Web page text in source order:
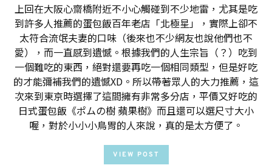
上回在大阪心齋橋附近不小心觸碰到不少地雷，尤其是吃
到許多人推薦的蛋包飯百年老店「北極星」，實際上卻不
太符合流氓夫妻的口味（後來也不少網友也說他們也不
愛），而一直感到遺憾。根據我們的人生宗旨（？）吃到
一個難吃的東西，絕對還要再吃一個相同類型，但是好吃
的才能彌補我們的遺憾XD。所以帶著眾人的大力推薦，這
次來到東京時選擇了這間擁有非常多分店，平價又好吃的
日式蛋包飯《ポムの樹 蘋果樹》而且還可以選尺寸大小
喔，對於小小小鳥胃的人來說，真的是太方便了。
VIEW POST